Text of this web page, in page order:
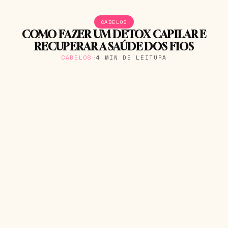
CABELOS
COMO FAZER UM DETOX CAPILAR E
RECUPERAR A SAÚDE DOS FIOS
CABELOS ·4 MIN DE LEITURA